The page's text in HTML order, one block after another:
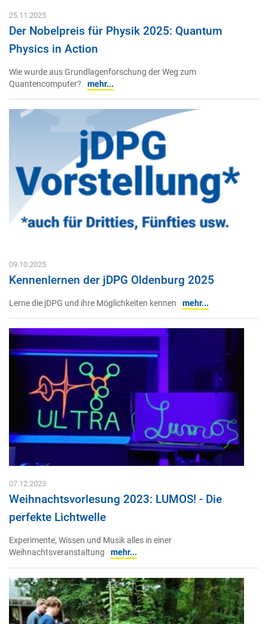
25.11.2025
Der Nobelpreis für Physik 2025: Quantum
Physics in Action
Wie wurde aus Grundlagenforschung der Weg zum
Quantencomputer?
mehr...
09.10.2025
Kennenlernen der jDPG Oldenburg 2025
Lerne die jDPG und ihre Möglichkeiten kennen mehr...
07.12.2023
Weihnachtsvorlesung 2023: LUMOS! - Die
perfekte Lichtwelle
Experimente, Wissen und Musik alles in einer
Weihnachtsveranstaltung
mehr...